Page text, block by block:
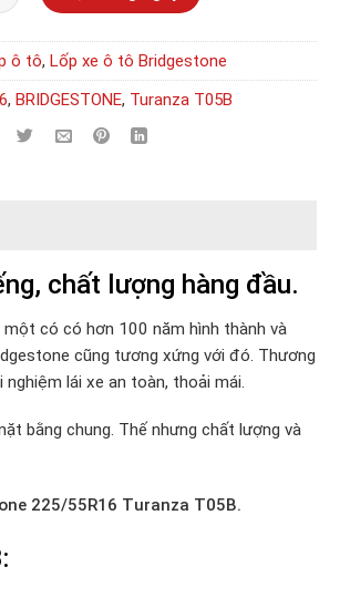
ô tô, Lốp xe ô tô Bridgestone
, BRIDGESTONE, Turanza T05B
chất lượng hàng đầu.
một có có hơn 100 năm hình thành và
cũng tương xứng với đó. Thương
lái xe an toàn, thoải mái.
bằng chung. Thế nhưng chất lượng và
225/55R16 Turanza T05B.